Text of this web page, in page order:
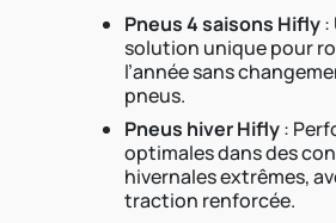
Pneus 4 saisons Hifly:
solution unique pour
l’année sans
pneus.
Pneus hiver Hifly:
optimales dans des
hivernales extrêmes,
traction renforcée.